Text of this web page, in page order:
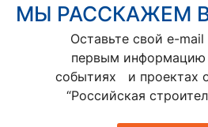
МЫ РАССКАЖЕМ
Оставьте свой e-mail
первым информацию
событиях и проектах
“Российская